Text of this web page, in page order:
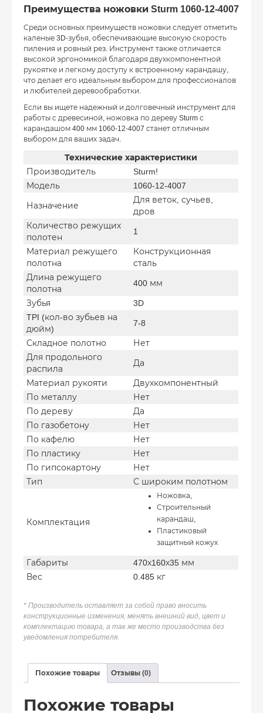
Преимущества ножовки Sturm 1060-12-4007
Среди основных преимуществ ножовки следует отметить
каленые 3D-зубья, обеспечивающие высокую скорость
пиления и ровный рез. Инструмент также отличается
высокой эргономикой благодаря двухкомпонентной
рукоятке и легкому доступу к встроенному карандашу,
что делает его идеальным выбором для профессионалов
и любителей деревообработки.
Если вы ищете надежный и долговечный инструмент для
работы с древесиной, ножовка по дереву Sturm с
карандашом 400 мм 1060-12-4007 станет отличным
выбором для ваших задач.
Технические характеристики
Производитель
Sturm!
Модель
1060-12-4007
Назначение
Для веток, сучьев,
дров
Количество режущих
полотен
1
Материал режущего
полотна
Конструкционная
сталь
Длина режущего
полотна
400 мм
Зубья
3D
TPI (кол-во зубьев на
дюйм)
7-8
Складное полотно
Нет
Для продольного
распила
Да
Материал рукояти
Двухкомпонентный
По металлу
Нет
По дереву
Да
По газобетону
Нет
По кафелю
Нет
По пластику
Нет
По гипсокартону
Нет
Тип
С широким полотном
Комплектация
Ножовка,
Строительный
карандаш,
Пластиковый
защитный кожух
Габариты
470х160х35 мм
Вес
0.485 кг
* Производитель оставляет за собой право вносить
конструкционные изменения, менять внешний вид, цвет и
комплектацию товара, а так же место производства без
уведомления потребителя.
Похожие товары Отзывы (0)
Похожие товары